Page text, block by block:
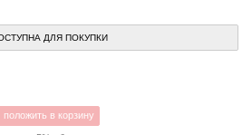
ДЛЯ ПОКУПКИ
положить в корзину